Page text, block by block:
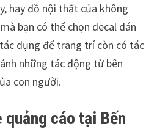
hay đồ nội thất của không
bạn có thể chọn decal dán
dụng để trang trí còn có tác
những tác động từ bên
con người.
quảng cáo tại Bến